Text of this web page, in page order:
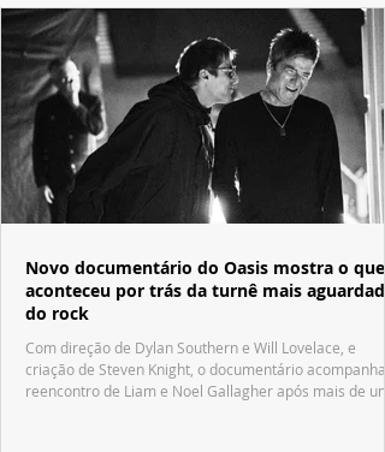
Novo documentário do Oasis mostra o que
aconteceu por trás da turnê mais aguardada
do rock
Com direção de Dylan Southern e Will Lovelace, e
criação de Steven Knight, o documentário acompanha
reencontro de Liam e Noel Gallagher após mais de